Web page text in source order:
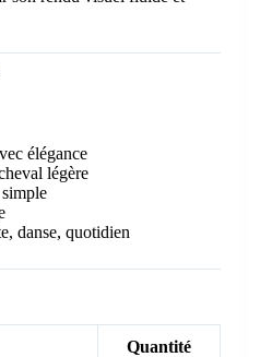
élégance
légère
danse, quotidien
Quantité